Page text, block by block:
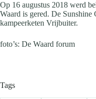
Op 16 augustus 2018 werd
Waard is gered. De
kampeerketen Vrijbuiter.
foto’s: De Waard forum
Tags